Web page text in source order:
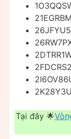
Tại đây 🌟